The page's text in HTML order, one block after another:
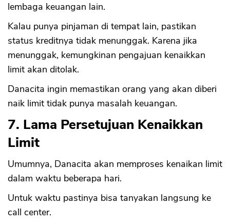
lembaga keuangan lain.
Kalau punya pinjaman di tempat lain, pastikan
status kreditnya tidak menunggak. Karena jika
menunggak, kemungkinan pengajuan kenaikkan
limit akan ditolak.
Danacita ingin memastikan orang yang akan diberi
naik limit tidak punya masalah keuangan.
7. Lama Persetujuan Kenaikkan
Limit
Umumnya, Danacita akan memproses kenaikan limit
dalam waktu beberapa hari.
Untuk waktu pastinya bisa tanyakan langsung ke
call center.